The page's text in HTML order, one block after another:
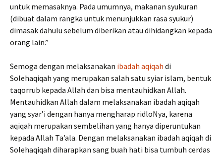
untuk memasaknya. Pada umumnya, makanan syukuran
(dibuat dalam rangka untuk menunjukkan rasa syukur)
dimasak dahulu sebelum diberikan atau dihidangkan kepada
orang lain.”
Semoga dengan melaksanakan ibadah aqiqah di
Solehaqiqah yang merupakan salah satu syiar islam, bentuk
taqorrub kepada Allah dan bisa mentauhidkan Allah.
Mentauhidkan Allah dalam melaksanakan ibadah aqiqah
yang syar’i dengan hanya mengharap ridloNya, karena
aqiqah merupakan sembelihan yang hanya diperuntukan
kepada Allah Ta’ala. Dengan melaksanakan ibadah aqiqah di
Solehaqiqah diharapkan sang buah hati bisa tumbuh cerdas